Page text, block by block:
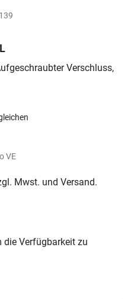
Verschluss,
VE
Mwst. und Versand.
die Verfügbarkeit zu